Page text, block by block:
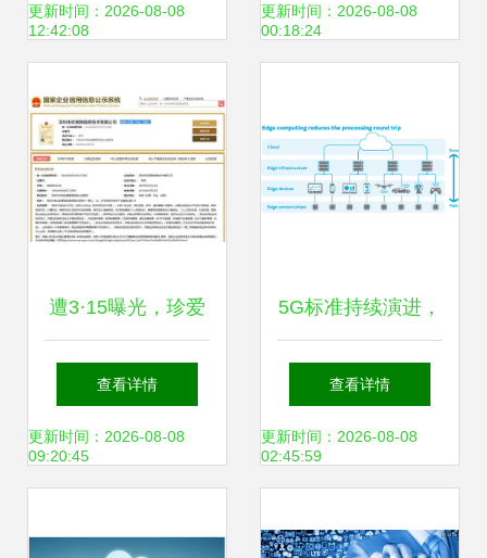
的开启与应用前景
更新时间：2026-08-08
12:42:08
工集团信息化建设
更新时间：2026-08-08
00:18:24
遭3·15曝光，珍爱
网被罚170万 网络
技术开发中的监管
查看详情
更新时间：2026-08-08
09:20:45
5G标准持续演进，
引领新形态应用与
网络技术开发新浪
查看详情
更新时间：2026-08-08
02:45:59